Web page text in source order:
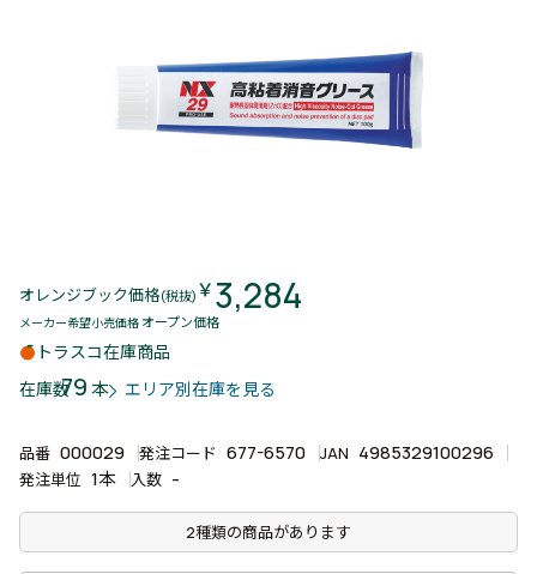
オレンジブック価格(税抜) ￥3,284
メーカー希望小売価格 オープン価格
トラスコ在庫商品
在庫数79本 エリア別在庫を見る
品番 000029 発注コード 677-6570 JAN 4985329100296
発注単位 1本 入数 -
2種類の商品があります